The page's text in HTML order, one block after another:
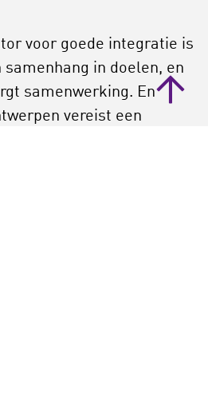
voor goede integratie is
in doelen, en
samenwerking. En
vereist een